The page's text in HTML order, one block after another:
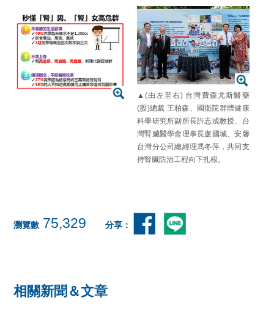
▲(由左至右) 台灣費森尤斯醫藥
(股)總裁 王柏森、國衛院群體健康
科學研究所副所長許志成教授、台
灣腎臟醫學會理事長盧國城、安馨
台灣分公司總經理馮冬萍，共同支
持腎臟防治工程向下扎根。
瀏覽數 75,329 分享：
相關新聞＆文章